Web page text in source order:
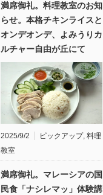
満席御礼。料理教室のお知
らせ。本格チキンライスと
オンデオンデ、よみうりカ
ルチャー自由が丘にて
2025/9/2 ピックアップ, 料理
教室
満席御礼。マレーシアの国
民食「ナシレマッ」体験講